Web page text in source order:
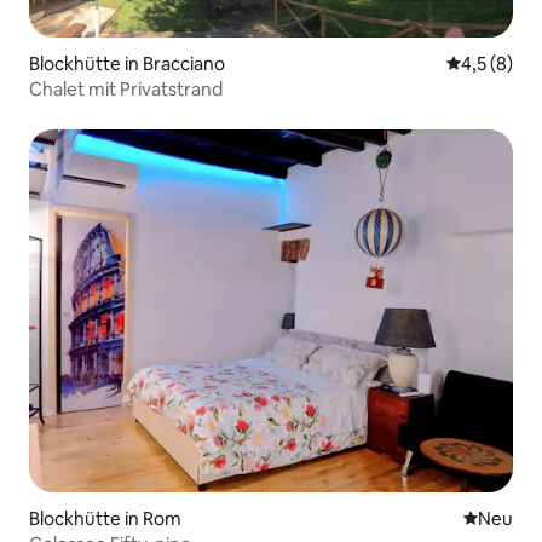
Blockhütte in Bracciano
4,5 (8)
Chalet mit Privatstrand
Blockhütte in Rom Neue
Neu